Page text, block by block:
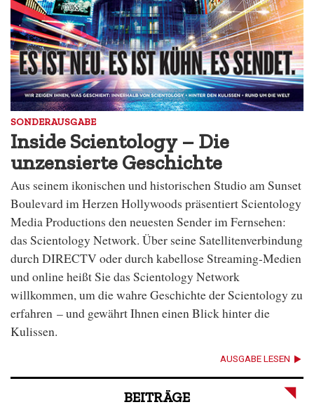
SONDERAUSGABE
Inside Scientology – Die
unzensierte Geschichte
Aus seinem ikonischen und historischen Studio am Sunset
Boulevard im Herzen Hollywoods präsentiert Scientology
Media Productions den neuesten Sender im Fernsehen:
das Scientology Network. Über seine Satellitenverbindung
durch DIRECTV oder durch kabellose Streaming-Medien
und online heißt Sie das Scientology Network
willkommen, um die wahre Geschichte der Scientology zu
erfahren – und gewährt Ihnen einen Blick hinter die
Kulissen.
AUSGABE LESEN
BEITRÄGE